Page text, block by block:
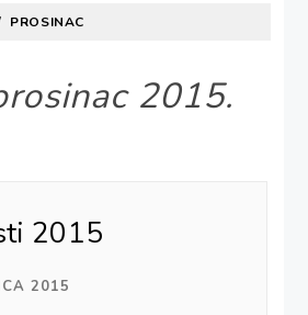
PROSINAC
2015.
2015
2015